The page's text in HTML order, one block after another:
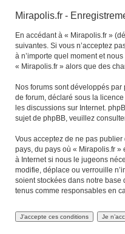
Mirapolis.fr -
En accédant à « Mirapolis.fr »
suivantes. Si vous n’acceptez
à n’importe quel moment et
« Mirapolis.fr » alors que des
Nos forums sont développés
de forum, déclaré sous la licence
les discussions sur Internet.
sujet de phpBB, veuillez
Vous acceptez de ne pas
pays, du pays où « Mirapolis.fr
à Internet si nous le jugeons
modifie, déplace ou verrouille
soient stockées dans notre base
tenus comme responsables en